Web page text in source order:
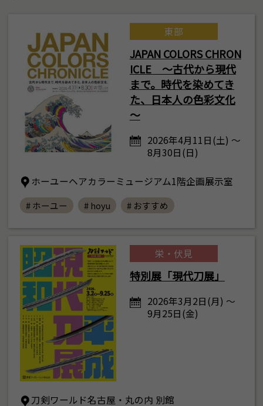
東部
JAPAN COLORS CHRON
ICLE ～古代から現代
まで。時代を染めてき
た、日本人の色彩文化
～
2026年4月11日(土) ～
8月30日(日)
ホーユーヘアカラーミュージアム1階企画展示室
# ホーユー # hoyu # おすすめ
栄・伏見
特別展「現代刀展」
2026年3月2日(月) ～
9月25日(金)
刀剣ワールド名古屋・丸の内 別館